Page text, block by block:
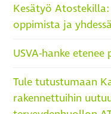
Kesätyö
oppimista ja
USVA-hanke
Tule tutustumaan
rakennettuihin